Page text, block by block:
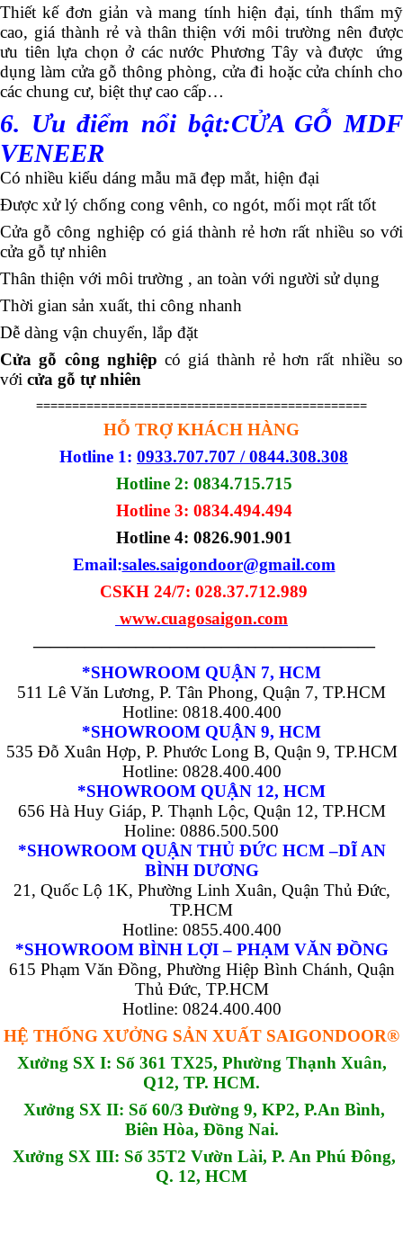
Thiết kế đơn giản và mang tính hiện đại, tính thẩm mỹ
cao, giá thành rẻ và thân thiện với môi trường nên được
ưu tiên lựa chọn ở các nước Phương Tây và được ứng
dụng làm cửa gỗ thông phòng, cửa đi hoặc cửa chính cho
các chung cư, biệt thự cao cấp…
6. Ưu điểm nổi bật:CỬA GỖ MDF
VENEER
Có nhiều kiểu dáng mẫu mã đẹp mắt, hiện đại
Được xử lý chống cong vênh, co ngót, mối mọt rất tốt
Cửa gỗ công nghiệp có giá thành rẻ hơn rất nhiều so với
cửa gỗ tự nhiên
Thân thiện với môi trường , an toàn với người sử dụng
Thời gian sản xuất, thi công nhanh
Dễ dàng vận chuyển, lắp đặt
Cửa gỗ công nghiệp có giá thành rẻ hơn rất nhiều so
với cửa gỗ tự nhiên
==============================================
HỖ TRỢ KHÁCH HÀNG
Hotline 1: 0933.707.707 / 0844.308.308
Hotline 2: 0834.715.715
Hotline 3: 0834.494.494
Hotline 4: 0826.901.901
Email:sales.saigondoor@gmail.com
CSKH 24/7: 028.37.712.989
www.cuagosaigon.com
————————————————————
*SHOWROOM QUẬN 7, HCM
511 Lê Văn Lương, P. Tân Phong, Quận 7, TP.HCM
Hotline: 0818.400.400
*SHOWROOM QUẬN 9, HCM
535 Đỗ Xuân Hợp, P. Phước Long B, Quận 9, TP.HCM
Hotline: 0828.400.400
*SHOWROOM QUẬN 12, HCM
656 Hà Huy Giáp, P. Thạnh Lộc, Quận 12, TP.HCM
Holine: 0886.500.500
*SHOWROOM QUẬN THỦ ĐỨC HCM –DĨ AN
BÌNH DƯƠNG
21, Quốc Lộ 1K, Phường Linh Xuân, Quận Thủ Đức,
TP.HCM
Hotline: 0855.400.400
*SHOWROOM BÌNH LỢI – PHẠM VĂN ĐỒNG
615 Phạm Văn Đồng, Phường Hiệp Bình Chánh, Quận
Thủ Đức, TP.HCM
Hotline: 0824.400.400
HỆ THỐNG XƯỞNG SẢN XUẤT SAIGONDOOR®
Xưởng SX I: Số 361 TX25, Phường Thạnh Xuân,
Q12, TP. HCM.
Xưởng SX II: Số 60/3 Đường 9, KP2, P.An Bình,
Biên Hòa, Đồng Nai.
Xưởng SX III: Số 35T2 Vườn Lài, P. An Phú Đông,
Q. 12, HCM